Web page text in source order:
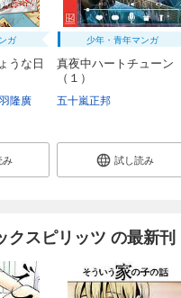
ガ
うな日
隆廣
み
少年・青年マンガ
真夜中ハートチューン
（１）
五十嵐正邦
試し読み
クスピリッツ の最新刊